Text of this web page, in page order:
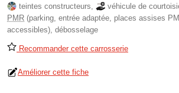
teintes constructeurs, véhicule de
PMR (parking, entrée adaptée, places assises
accessibles), débosselage
Recommander cette carrosserie
Améliorer cette fiche